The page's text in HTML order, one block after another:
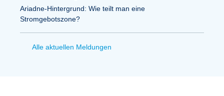
Ariadne-Hintergrund: Wie teilt man eine
Stromgebotszone?
Alle aktuellen Meldungen